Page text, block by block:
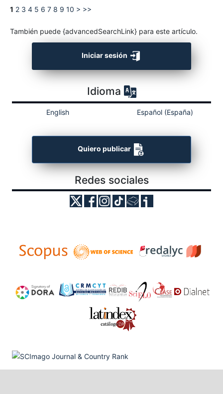
1 2 3 4 5 6 7 8 9 10 > >>
También puede {advancedSearchLink} para este artículo.
Iniciar sesión
Idioma
English Español (España)
Quiero publicar
Redes sociales